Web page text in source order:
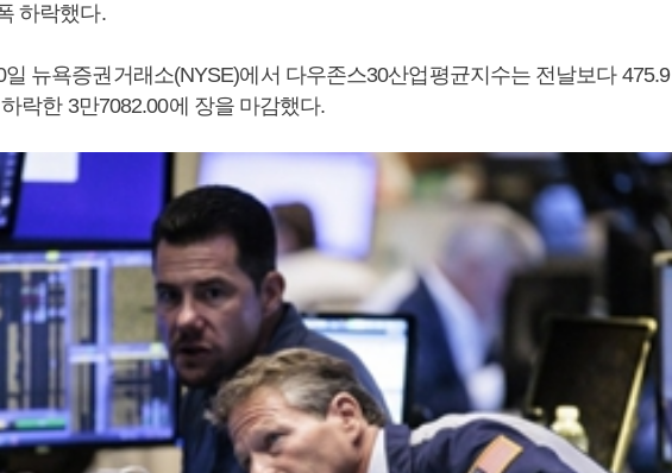
하락했다.
뉴욕증권거래소(NYSE)에서 다우존스30산업평균지수는 전날보다 475.9
락한 3만7082.00에 장을 마감했다.